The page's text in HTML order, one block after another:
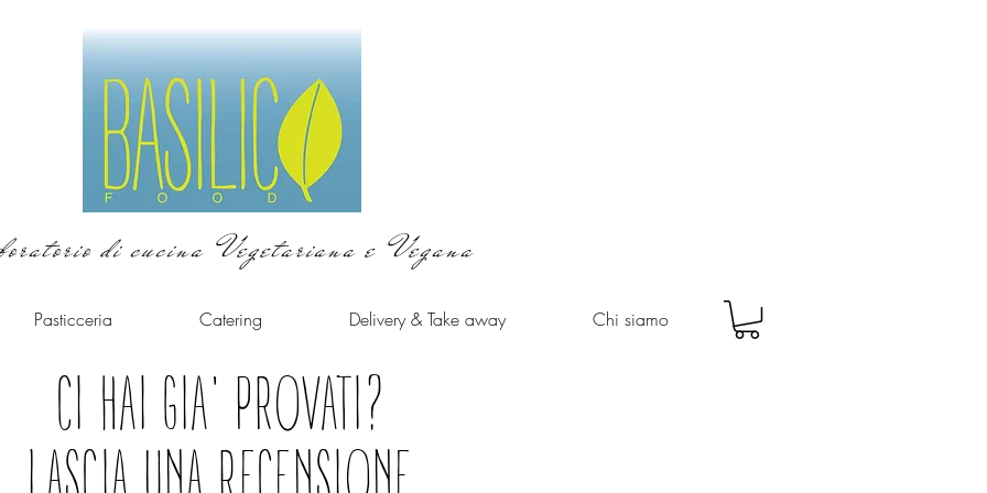
di cucina Vegetariana e Vegana
Pasticceria Catering Delivery & Take away Chi siamo
CI HAI GIA' PROVATI?